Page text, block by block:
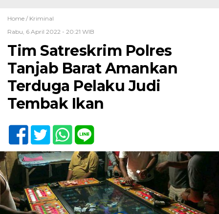
Home / Kriminal
Rabu, 6 April 2022 - 20:21 WIB
Tim Satreskrim Polres
Tanjab Barat Amankan
Terduga Pelaku Judi
Tembak Ikan